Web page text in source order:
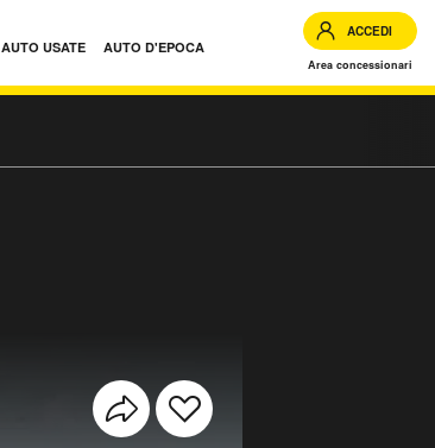
AUTO USATE AUTO D'EPOCA
ACCEDI
Area concessionari